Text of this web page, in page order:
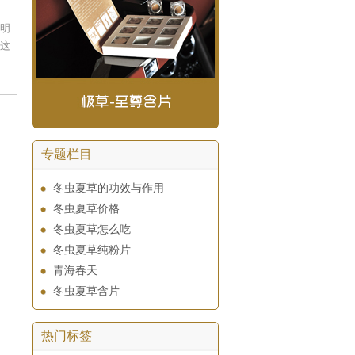
专题栏目
冬虫夏草的功效与作用
冬虫夏草价格
冬虫夏草怎么吃
冬虫夏草纯粉片
青海春天
冬虫夏草含片
热门标签